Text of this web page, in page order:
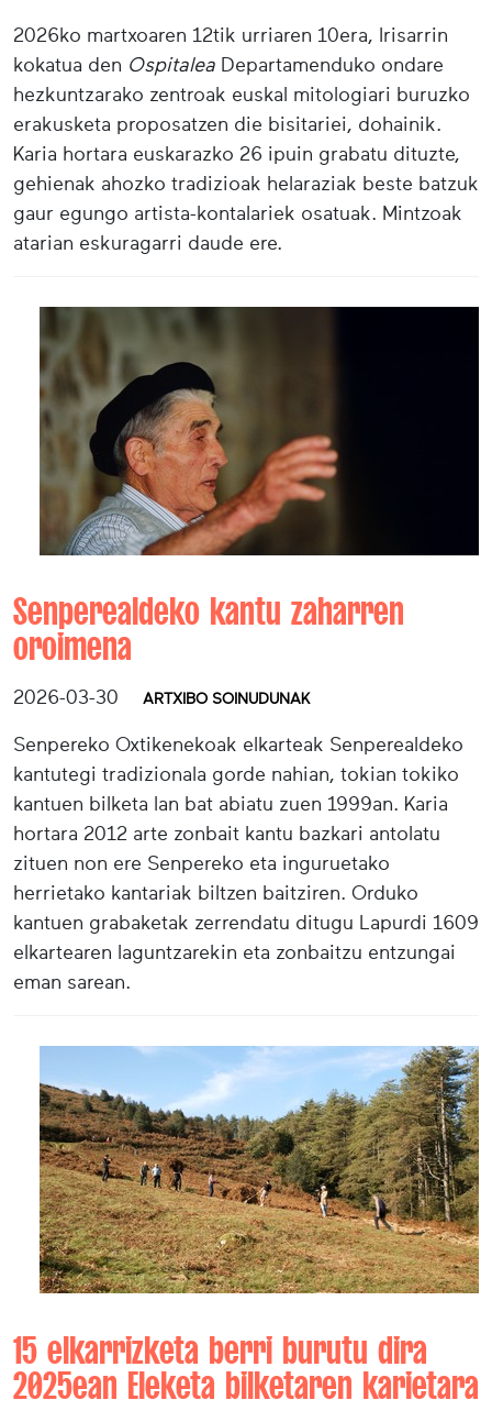
2026ko martxoaren 12tik urriaren 10era, Irisarrin
kokatua den Ospitalea Departamenduko ondare
hezkuntzarako zentroak euskal mitologiari buruzko
erakusketa proposatzen die bisitariei, dohainik.
Karia hortara euskarazko 26 ipuin grabatu dituzte,
gehienak ahozko tradizioak helaraziak beste batzuk
gaur egungo artista-kontalariek osatuak. Mintzoak
atarian eskuragarri daude ere.
Senperealdeko kantu zaharren
oroimena
2026-03-30 ARTXIBO SOINUDUNAK
Senpereko Oxtikenekoak elkarteak Senperealdeko
kantutegi tradizionala gorde nahian, tokian tokiko
kantuen bilketa lan bat abiatu zuen 1999an. Karia
hortara 2012 arte zonbait kantu bazkari antolatu
zituen non ere Senpereko eta inguruetako
herrietako kantariak biltzen baitziren. Orduko
kantuen grabaketak zerrendatu ditugu Lapurdi 1609
elkartearen laguntzarekin eta zonbaitzu entzungai
eman sarean.
15 elkarrizketa berri burutu dira
2025ean Eleketa bilketaren karietara